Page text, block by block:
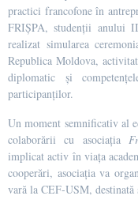
practici francofone în
FRIȘPA, studenții anului
realizat simularea
Republica Moldova,
diplomatic și
participanților.
Un moment semnificativ al
colaborării cu asociația
implicat activ în viața
cooperări, asociația va
vară la CEF-USM,